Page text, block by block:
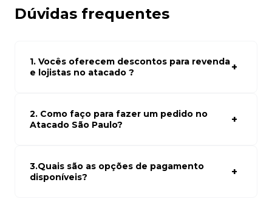
Dúvidas frequentes
1. Vocês oferecem descontos para revenda
e lojistas no atacado ?
atacado empresas e compre com os melhores preços
para seu modelo de negócio
2. Como faço para fazer um pedido no
Atacado São Paulo?
carrinho. Em seguida, siga as instruções para finalizar a
compra. Se precisar de ajuda, nossa equipe de suporte
está à disposição para auxiliá-lo.
3.Quais são as opções de pagamento
disponíveis?